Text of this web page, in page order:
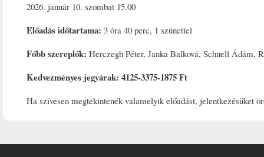
2026. január 10. szombat 15.00
Előadás időtartama: 3 óra 40 perc, 1 szünettel
Főbb szereplők: Herczegh Péter, Janka Balková, Schnell Ádám,
Kedvezményes jegyárak: 4125-3375-1875 Ft
Ha szívesen megtekintenék valamelyik előadást, jelentkezésüket